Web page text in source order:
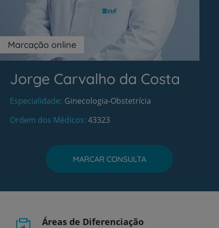
Marcação online
Jorge Carvalho da Costa
Especialidade Ginecologia-Obstetrícia
Ordem dos Médicos 43323
MARCAR CONSULTA
Áreas de Diferenciação